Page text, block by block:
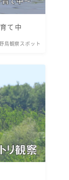
て中
鳥観察スポット